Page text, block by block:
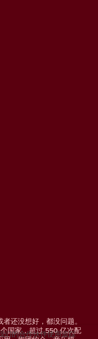
还没想好，都没问题。
国家，超过 550 亿次配
们的合作伙伴使用追踪